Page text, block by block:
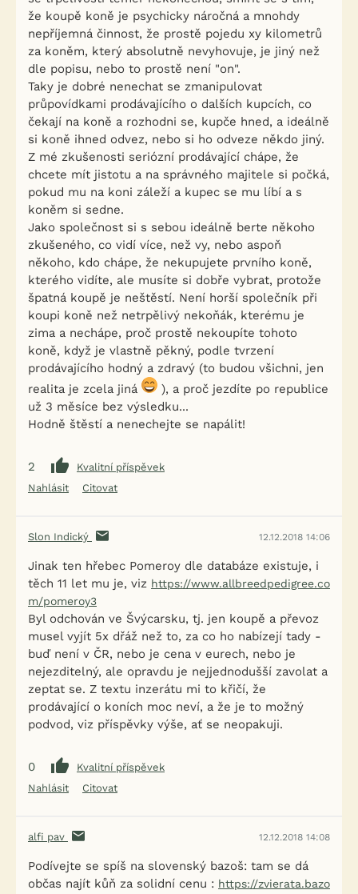
že koupě koně je psychicky náročná a mnohdy
nepříjemná činnost, že prostě pojedu xy kilometrů
za koněm, který absolutně nevyhovuje, je jiný než
dle popisu, nebo to prostě není "on".
Taky je dobré nenechat se zmanipulovat
průpovídkami prodávajícího o dalších kupcích, co
čekají na koně a rozhodni se, kupče hned, a ideálně
si koně ihned odvez, nebo si ho odveze někdo jiný.
Z mé zkušenosti seriózní prodávající chápe, že
chcete mít jistotu a na správného majitele si počká,
pokud mu na koni záleží a kupec se mu líbí a s
koněm si sedne.
Jako společnost si s sebou ideálně berte někoho
zkušeného, co vidí více, než vy, nebo aspoň
někoho, kdo chápe, že nekupujete prvního koně,
kterého vidíte, ale musíte si dobře vybrat, protože
špatná koupě je neštěstí. Není horší společník při
koupi koně než netrpělivý nekoňák, kterému je
zima a nechápe, proč prostě nekoupíte tohoto
koně, když je vlastně pěkný, podle tvrzení
prodávajícího hodný a zdravý (to budou všichni, jen
realita je zcela jiná
), a proč jezdíte po republice
už 3 měsíce bez výsledku...
Hodně štěstí a nenechejte se napálit!
2
Kvalitní příspěvek
Nahlásit
Citovat
Slon Indický 12.12.2018 14:06
Jinak ten hřebec Pomeroy dle databáze existuje, i
těch 11 let mu je, viz https://www.allbreedpedigree.co
m/pomeroy3
Byl odchován ve Švýcarsku, tj. jen koupě a převoz
musel vyjít 5x dřáž než to, za co ho nabízejí tady -
buď není v ČR, nebo je cena v eurech, nebo je
nejezditelný, ale opravdu je nejjednodušší zavolat a
zeptat se. Z textu inzerátu mi to křičí, že
prodávající o koních moc neví, a že je to možný
podvod, viz příspěvky výše, ať se neopakuji.
0
Kvalitní příspěvek
Nahlásit
Citovat
alfi pav 12.12.2018 14:08
Podívejte se spíš na slovenský bazoš: tam se dá
občas najít kůň za solidní cenu : https://zvierata.bazo